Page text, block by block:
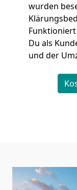
wurden
Du als
und der